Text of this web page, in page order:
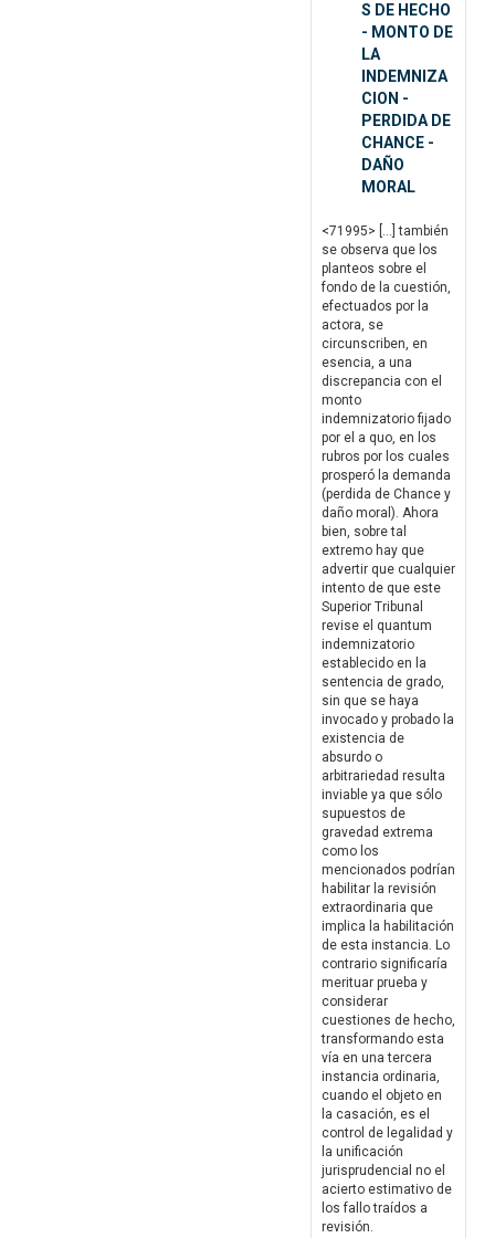
S DE HECHO
- MONTO DE
LA
INDEMNIZA
CION -
PERDIDA DE
CHANCE -
DAÑO
MORAL
<71995> […] también
se observa que los
planteos sobre el
fondo de la cuestión,
efectuados por la
actora, se
circunscriben, en
esencia, a una
discrepancia con el
monto
indemnizatorio fijado
por el a quo, en los
rubros por los cuales
prosperó la demanda
(perdida de Chance y
daño moral). Ahora
bien, sobre tal
extremo hay que
advertir que cualquier
intento de que este
Superior Tribunal
revise el quantum
indemnizatorio
establecido en la
sentencia de grado,
sin que se haya
invocado y probado la
existencia de
absurdo o
arbitrariedad resulta
inviable ya que sólo
supuestos de
gravedad extrema
como los
mencionados podrían
habilitar la revisión
extraordinaria que
implica la habilitación
de esta instancia. Lo
contrario significaría
merituar prueba y
considerar
cuestiones de hecho,
transformando esta
vía en una tercera
instancia ordinaria,
cuando el objeto en
la casación, es el
control de legalidad y
la unificación
jurisprudencial no el
acierto estimativo de
los fallo traídos a
revisión.